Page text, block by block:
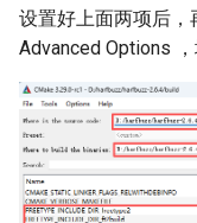
设置好上面两项后，
Advanced Options